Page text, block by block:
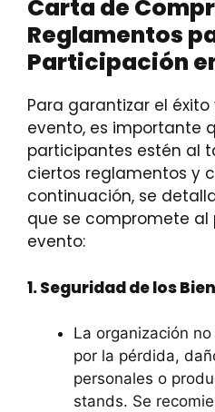
Carta de
Reglamentos
Participación
Para garantizar el
evento, es importante
participantes estén al
ciertos reglamentos y
continuación, se
que se compromete
evento:
1. Seguridad de los
La organización
por la pérdida,
personales o
stands. Se